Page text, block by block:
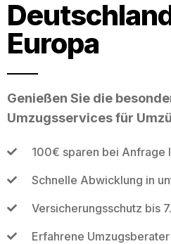
Europa
Genießen Sie die
Umzugsservices für
100€ sparen bei Anfrage
Schnelle Abwicklung in
Versicherungsschutz bis
Erfahrene